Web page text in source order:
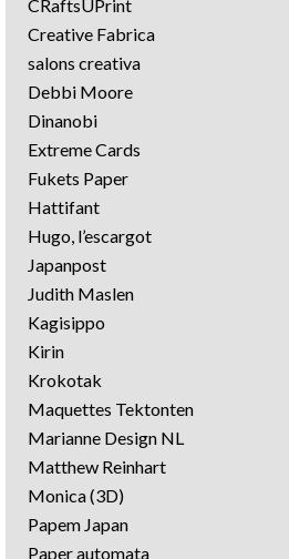
CRaftsUPrint
Creative Fabrica
salons creativa
Debbi Moore
Dinanobi
Extreme Cards
Fukets Paper
Hattifant
Hugo, l’escargot
Japanpost
Judith Maslen
Kagisippo
Kirin
Krokotak
Maquettes Tektonten
Marianne Design NL
Matthew Reinhart
Monica (3D)
Papem Japan
Paper automata